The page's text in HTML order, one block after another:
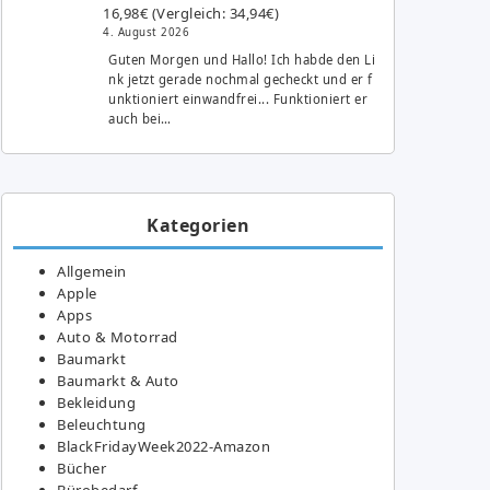
16,98€ (Vergleich: 34,94€)
4. August 2026
Guten Morgen und Hallo! Ich habde den Li
nk jetzt gerade nochmal gecheckt und er f
unktioniert einwandfrei... Funktioniert er
auch bei…
Kategorien
Allgemein
Apple
Apps
Auto & Motorrad
Baumarkt
Baumarkt & Auto
Bekleidung
Beleuchtung
BlackFridayWeek2022-Amazon
Bücher